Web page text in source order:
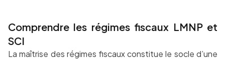
Comprendre les régimes fiscaux LMNP et
SCI
La maîtrise des régimes fiscaux constitue le socle d’une